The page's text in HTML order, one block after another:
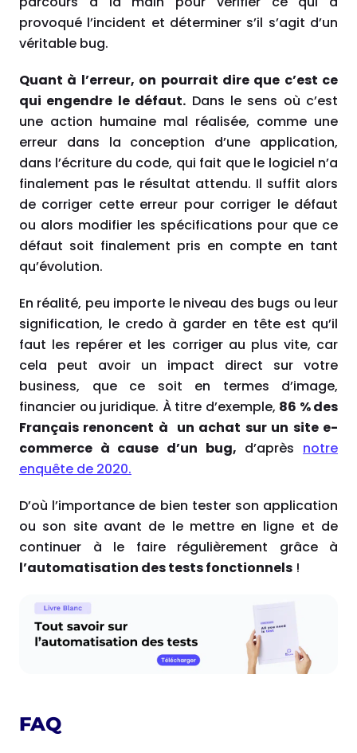
provoqué l’incident et déterminer s’il s’agit d’un
véritable bug.
Quant à l’erreur, on pourrait dire que c’est ce
qui engendre le défaut. Dans le sens où c’est
une action humaine mal réalisée, comme une
erreur dans la conception d’une application,
dans l’écriture du code, qui fait que le logiciel n’a
finalement pas le résultat attendu. Il suffit alors
de corriger cette erreur pour corriger le défaut
ou alors modifier les spécifications pour que ce
défaut soit finalement pris en compte en tant
qu’évolution.
En réalité, peu importe le niveau des bugs ou leur
signification, le credo à garder en tête est qu’il
faut les repérer et les corriger au plus vite, car
cela peut avoir un impact direct sur votre
business, que ce soit en termes d’image,
financier ou juridique. Àtitre d’exemple, 86 % des
Français renoncent à un achat sur un site e-
commerce à cause d’un bug, d’après notre
enquête de 2020.
D’où l’importance de bien tester son application
ou son site avant de le mettre en ligne et de
continuer à le faire régulièrement grâce à
l’automatisation des tests fonctionnels !
FAQ